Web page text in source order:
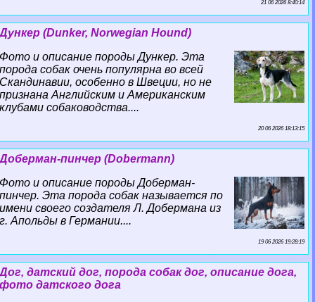
21 06 2026 8:40:14
Дункер (Dunker, Norwegian Hound)
Фото и описание породы Дункер. Эта
порода собак очень популярна во всей
Скандинавии, особенно в Швеции, но не
признана Английским и Американским
клубами собаководства....
20 06 2026 18:13:15
Доберман-пинчер (Dobermann)
Фото и описание породы Доберман-
пинчер. Эта порода собак называется по
имени своего создателя Л. Добермана из
г. Апольды в Германии....
19 06 2026 19:28:19
Дог, датский дог, порода собак дог, описание дога,
фото датского дога